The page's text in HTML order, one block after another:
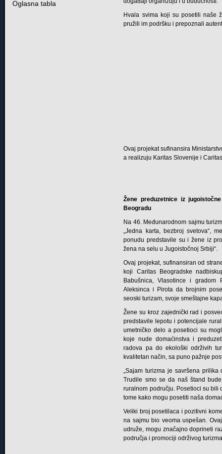
Hvala svima koji su posetili naše
pružili im podršku i prepoznali
Ovaj projekat sufinansira
a realizuju Karitas Slovenije i
Žene preduzetnice iz
Beogradu
Na 46. Međunarodnom sajmu
„Jedna karta, bezbroj svetova“,
ponudu predstavile su i žene iz
žena na selu u Jugoistočnoj Srbiji“.
Ovaj projekat, sufinansiran od
koji Caritas Beogradske
Babušnica, Vlasotince i gradom
Aleksinca i Pirota da brojnim
seoski turizam, svoje smeštajne
Žene su kroz zajednički rad i
predstavile lepotu i potencijale
umetničko delo a posetioci su
koje nude domaćinstva i
radova pa do ekološki održivih
kvalitetan način, sa puno pažnje
„Sajam turizma je savršena
Trudile smo se da naš štand
ruralnom području. Posetioci su bili
tome kako mogu posetiti naša
Veliki broj posetilaca i pozitivni
na sajmu bio veoma uspešan.
udruže, mogu značajno doprineti
područja i promociji održivog
Oglasna tabla